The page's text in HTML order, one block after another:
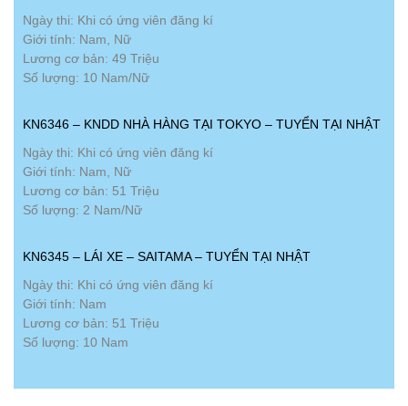
Ngày thi: Khi có ứng viên đăng kí
Giới tính: Nam, Nữ
Lương cơ bản: 49 Triệu
Số lượng: 10 Nam/Nữ
KN6346 – KNDD NHÀ HÀNG TẠI TOKYO – TUYỂN TẠI NHẬT
Ngày thi: Khi có ứng viên đăng kí
Giới tính: Nam, Nữ
Lương cơ bản: 51 Triệu
Số lượng: 2 Nam/Nữ
KN6345 – LÁI XE – SAITAMA – TUYỂN TẠI NHẬT
Ngày thi: Khi có ứng viên đăng kí
Giới tính: Nam
Lương cơ bản: 51 Triệu
Số lượng: 10 Nam